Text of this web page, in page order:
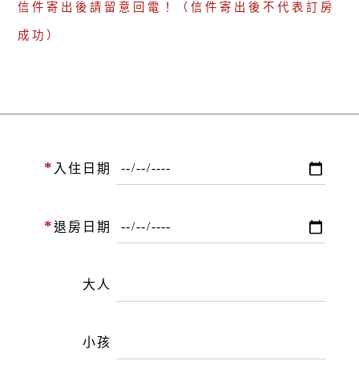
信件寄出後請留意回電！（信件寄出後不代表訂房
成功）
* 入住日期
*退房日期
大人
小孩